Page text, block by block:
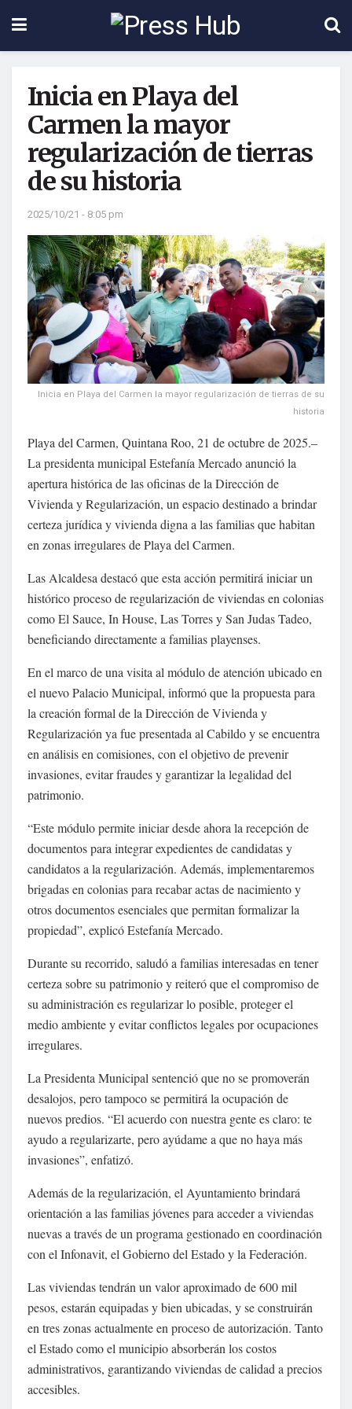
Inicia en Playa del
Carmen la mayor
regularización de tierras
de su historia
2025/10/21 - 8:05 pm
Inicia en Playa del Carmen la mayor regularización de tierras de su
historia
Playa del Carmen, Quintana Roo, 21 de octubre de 2025.–
La presidenta municipal Estefanía Mercado anunció la
apertura histórica de las oficinas de la Dirección de
Vivienda y Regularización, un espacio destinado a brindar
certeza jurídica y vivienda digna a las familias que habitan
en zonas irregulares de Playa del Carmen.
Las Alcaldesa destacó que esta acción permitirá iniciar un
histórico proceso de regularización de viviendas en colonias
como El Sauce, In House, Las Torres y San Judas Tadeo,
beneficiando directamente a familias playenses.
En el marco de una visita al módulo de atención ubicado en
el nuevo Palacio Municipal, informó que la propuesta para
la creación formal de la Dirección de Vivienda y
Regularización ya fue presentada al Cabildo y se encuentra
en análisis en comisiones, con el objetivo de prevenir
invasiones, evitar fraudes y garantizar la legalidad del
patrimonio.
“Este módulo permite iniciar desde ahora la recepción de
documentos para integrar expedientes de candidatas y
candidatos a la regularización. Además, implementaremos
brigadas en colonias para recabar actas de nacimiento y
otros documentos esenciales que permitan formalizar la
propiedad”, explicó Estefanía Mercado.
Durante su recorrido, saludó a familias interesadas en tener
certeza sobre su patrimonio y reiteró que el compromiso de
su administración es regularizar lo posible, proteger el
medio ambiente y evitar conflictos legales por ocupaciones
irregulares.
La Presidenta Municipal sentenció que no se promoverán
desalojos, pero tampoco se permitirá la ocupación de
nuevos predios. “El acuerdo con nuestra gente es claro: te
ayudo a regularizarte, pero ayúdame a que no haya más
invasiones”, enfatizó.
Además de la regularización, el Ayuntamiento brindará
orientación a las familias jóvenes para acceder a viviendas
nuevas a través de un programa gestionado en coordinación
con el Infonavit, el Gobierno del Estado y la Federación.
Las viviendas tendrán un valor aproximado de 600 mil
pesos, estarán equipadas y bien ubicadas, y se construirán
en tres zonas actualmente en proceso de autorización. Tanto
el Estado como el municipio absorberán los costos
administrativos, garantizando viviendas de calidad a precios
accesibles.